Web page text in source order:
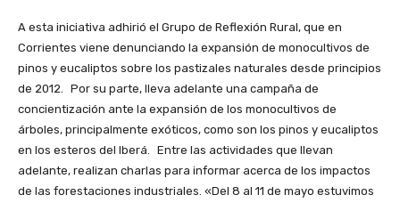
A esta iniciativa adhirió el Grupo de Reflexión Rural, que en
Corrientes viene denunciando la expansión de monocultivos de
pinos y eucaliptos sobre los pastizales naturales desde principios
de 2012. Por su parte, lleva adelante una campaña de
concientización ante la expansión de los monocultivos de
árboles, principalmente exóticos, como son los pinos y eucaliptos
en los esteros del Iberá. Entre las actividades que llevan
adelante, realizan charlas para informar acerca de los impactos
de las forestaciones industriales. «Del 8 al 11 de mayo estuvimos